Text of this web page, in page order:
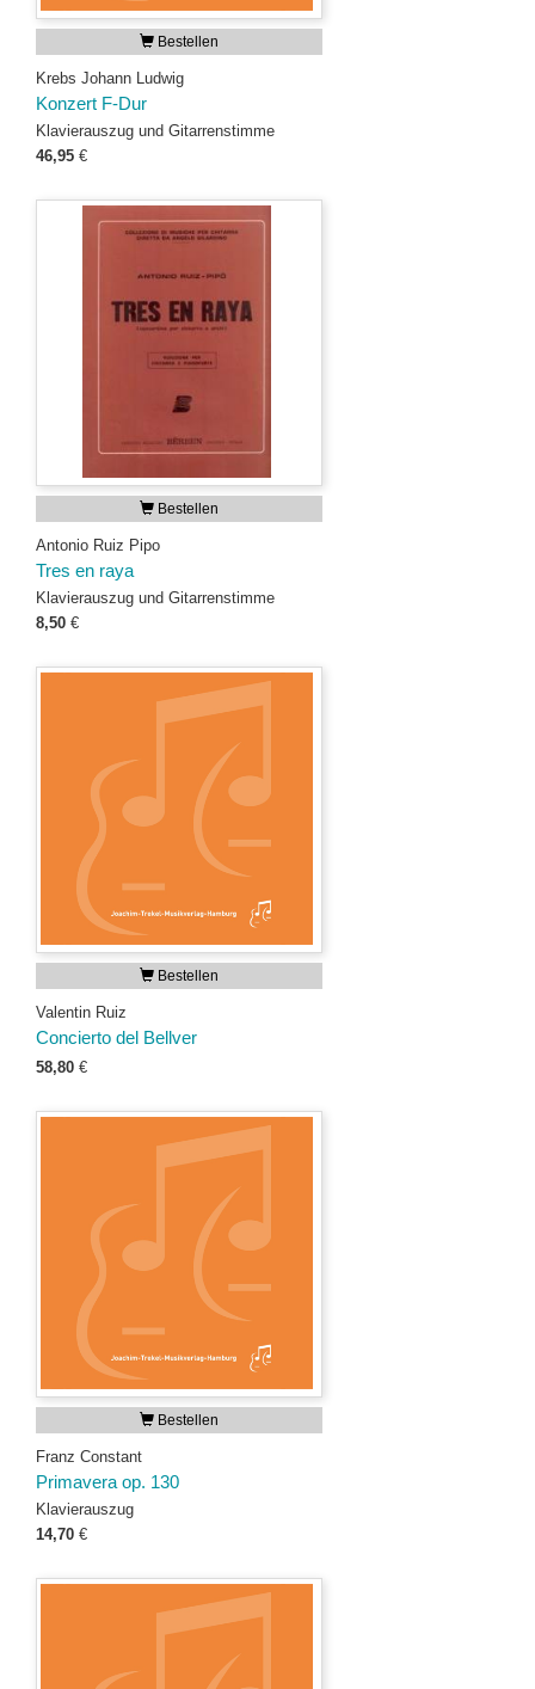
Bestellen
Krebs Johann Ludwig
Konzert F-Dur
Klavierauszug und Gitarrenstimme
46,95 €
Bestellen
Antonio Ruiz Pipo
Tres en raya
Klavierauszug und Gitarrenstimme
8,50 €
Bestellen
Valentin Ruiz
Concierto del Bellver
58,80 €
Bestellen
Franz Constant
Primavera op. 130
Klavierauszug
14,70 €